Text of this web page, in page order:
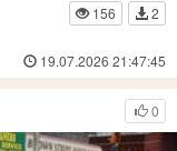
156
2
19.07.2026 21:47:45
0